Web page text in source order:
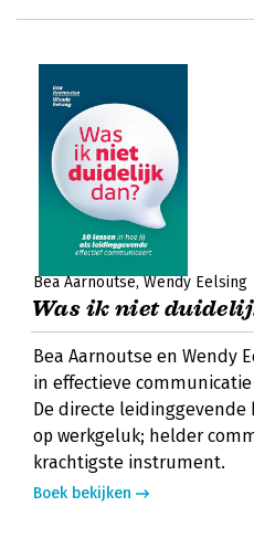
Bea Aarnoutse Wendy Eelsing
Was ik niet
Bea Aarnoutse en Wendy
in effectieve
De directe
op werkgeluk; helder
krachtigste instrument.
Boek bekijken